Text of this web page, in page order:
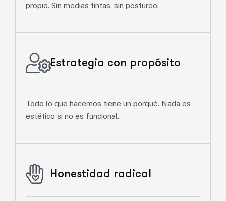
propio. Sin medias tintas, sin postureo.
Estrategia con propósito
Todo lo que hacemos tiene un porqué. Nada es
estético si no es funcional.
Honestidad radical